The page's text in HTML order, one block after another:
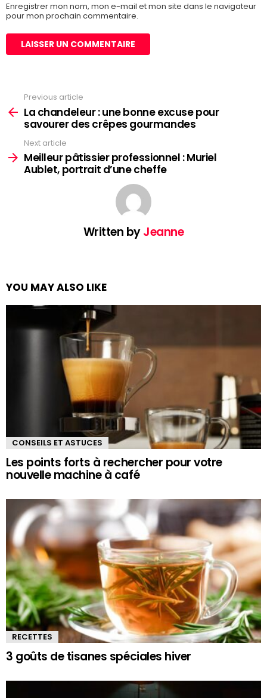
Enregistrer mon nom, mon e-mail et mon site dans le navigateur
pour mon prochain commentaire.
more
Previous article
La chandeleur : une bonne excuse pour
savourer des crêpes gourmandes
Next article
Meilleur pâtissier professionnel : Muriel
Aublet, portrait d’une cheffe
Written byJeanne
YOU MAY ALSO LIKE
CONSEILS ET ASTUCES
Les points forts à rechercher pour votre
nouvelle machine à café
RECETTES
3 goûts de tisanes spéciales hiver